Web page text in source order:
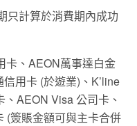
只計算於消費期內成功
卡、AEON萬事達白金
用卡 (於遊業)、K’line
AEON Visa 公司卡、
(簽賬金額可與主卡合併